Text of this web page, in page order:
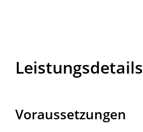
Leistungsdetails
Voraussetzungen